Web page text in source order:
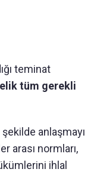
teminat
tüm gerekli
şekilde anlaşmayı
arası normları,
ihlal